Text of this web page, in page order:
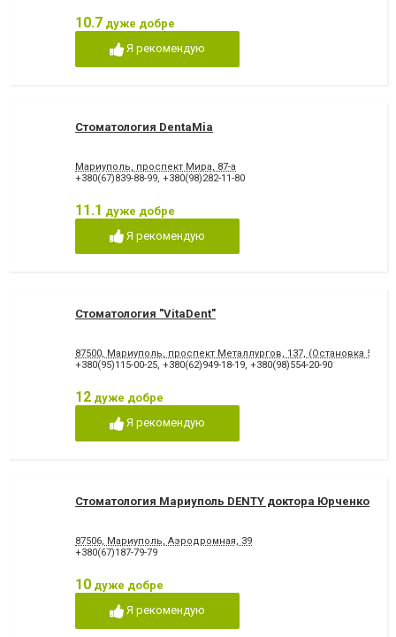
Лікування лазером
Лікування пародонтиту
Лікування пародонтозу
Лікування періоститу
Лікування пульпіту
Панорамний знімок
Пластика ясенного краю
Пломбування каналів
Протезування на імплантат
Рентген зубів
10.7 дуже добре
Я рекомендую
Стоматология DentaMia
Мариуполь, проспект Мира, 87-а
+380(67)839-88-99, +380(98)282-11-80
11.1 дуже добре
Я рекомендую
Стоматология "VitaDent"
87500, Мариуполь, проспект Металлургов, 137, (Остановка 5-
+380(95)115-00-25, +380(62)949-18-19, +380(98)554-20-90
12 дуже добре
Я рекомендую
Стоматология Мариуполь DENTY доктора Юрченко
87506, Мариуполь, Аэродромная, 39
+380(67)187-79-79
10 дуже добре
Я рекомендую